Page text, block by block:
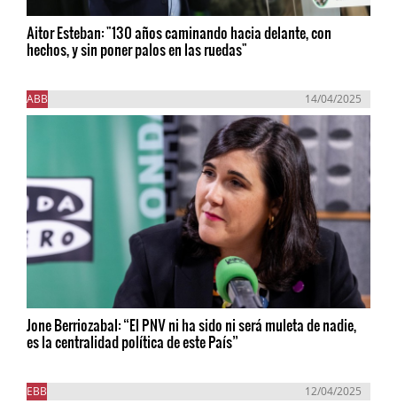
Aitor Esteban: "130 años caminando hacia delante, con
hechos, y sin poner palos en las ruedas"
ABB 14/04/2025
Jone Berriozabal: “El PNV ni ha sido ni será muleta de nadie,
es la centralidad política de este País”
EBB 12/04/2025